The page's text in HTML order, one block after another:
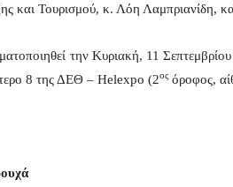
και Τουρισμού, κ. Λόη Λαμπριανίδη,
την Κυριακή, 11
8 της ΔΕΘ – Helexpo (2οςόροφος,